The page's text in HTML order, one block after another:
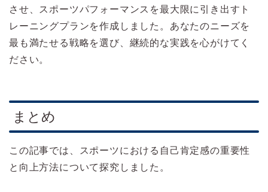
させ、スポーツパフォーマンスを最大限に引き出すト
レーニングプランを作成しました。あなたのニーズを
最も満たせる戦略を選び、継続的な実践を心がけてく
ださい。
まとめ
この記事では、スポーツにおける自己肯定感の重要性
と向上方法について探究しました。